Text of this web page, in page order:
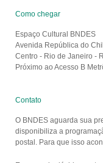
Como chegar
Espaço Cultural BNDES
Avenida República do
Centro - Rio de Janeiro -
Próximo ao Acesso B
Contato
O BNDES aguarda sua
disponibiliza a
postal. Para que isso